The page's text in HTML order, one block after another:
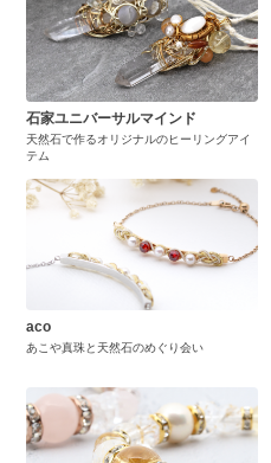
石家ユニバーサルマインド
天然石で作るオリジナルのヒーリングアイ
テム
aco
あこや真珠と天然石のめぐり会い